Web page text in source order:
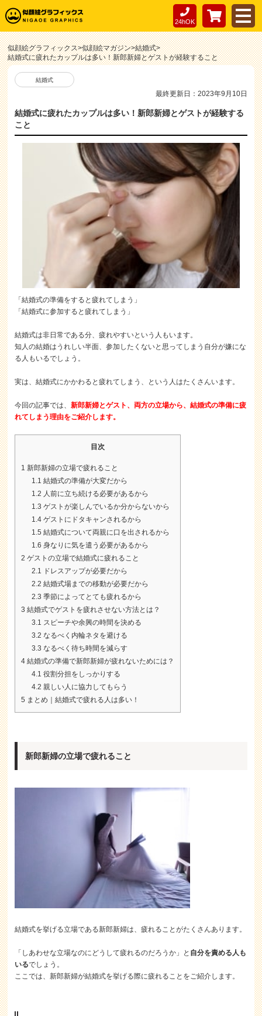
24hOK
似顔絵グラフィックス>似顔絵マガジン>結婚式>
結婚式に疲れたカップルは多い！新郎新婦とゲストが経験すること
結婚式
最終更新日：2023年9月10日
結婚式に疲れたカップルは多い！新郎新婦とゲストが経験する
こと
「結婚式の準備をすると疲れてしまう」
「結婚式に参加すると疲れてしまう」
結婚式は非日常である分、疲れやすいという人もいます。
知人の結婚はうれしい半面、参加したくないと思ってしまう自分が嫌にな
る人もいるでしょう。
実は、結婚式にかかわると疲れてしまう、という人はたくさんいます。
今回の記事では、新郎新婦とゲスト、両方の立場から、結婚式の準備に疲
れてしまう理由をご紹介します。
目次
1 新郎新婦の立場で疲れること
1.1 結婚式の準備が大変だから
1.2 人前に立ち続ける必要があるから
1.3 ゲストが楽しんでいるか分からないから
1.4 ゲストにドタキャンされるから
1.5 結婚式について両親に口を出されるから
1.6 身なりに気を遣う必要があるから
2 ゲストの立場で結婚式に疲れること
2.1 ドレスアップが必要だから
2.2 結婚式場までの移動が必要だから
2.3 季節によってとても疲れるから
3 結婚式でゲストを疲れさせない方法とは？
3.1 スピーチや余興の時間を決める
3.2 なるべく内輪ネタを避ける
3.3 なるべく待ち時間を減らす
4 結婚式の準備で新郎新婦が疲れないためには？
4.1 役割分担をしっかりする
4.2 親しい人に協力してもらう
5 まとめ｜結婚式で疲れる人は多い！
新郎新婦の立場で疲れること
結婚式を挙げる立場である新郎新婦は、疲れることがたくさんあります。
「しあわせな立場なのにどうして疲れるのだろうか」と 自分を責める人も
いるでしょう。
ここでは、新郎新婦が結婚式を挙げる際に疲れることをご紹介します。